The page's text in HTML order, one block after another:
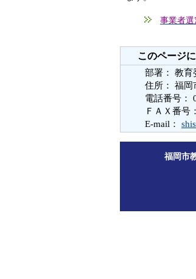
事業者
このページ
部署： 教育
住所： 福岡
電話番号：
ＦＡＸ番号
E-mail：
福岡市